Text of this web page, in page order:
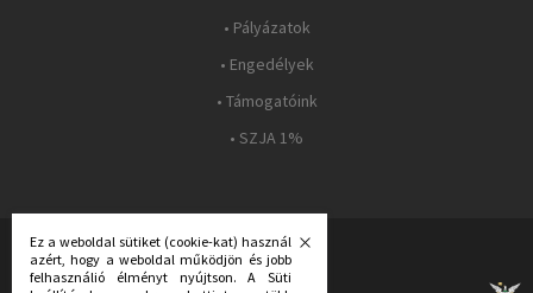
• Pályázatok
• Engedélyek
• Támogatóink
• SZJA 1%
FOLLOW US:
Ez a weboldal sütiket (cookie-kat) használ
azért, hogy a weboldal működjön és jobb
felhasználió élményt nyújtson. A Süti